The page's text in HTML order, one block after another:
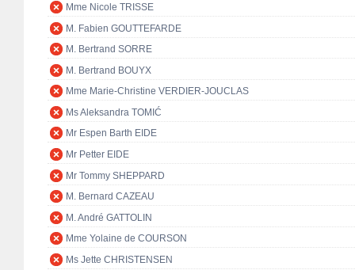
Mme Nicole TRISSE
M. Fabien GOUTTEFARDE
M. Bertrand SORRE
M. Bertrand BOUYX
Mme Marie-Christine VERDIER-JOUCLAS
Ms Aleksandra TOMIĆ
Mr Espen Barth EIDE
Mr Petter EIDE
Mr Tommy SHEPPARD
M. Bernard CAZEAU
M. André GATTOLIN
Mme Yolaine de COURSON
Ms Jette CHRISTENSEN